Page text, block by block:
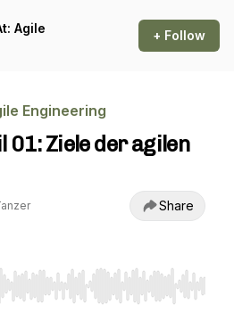
Agile
+ Follow
Engineering
01: Ziele der agilen
Share
to seek, Home/End to jump